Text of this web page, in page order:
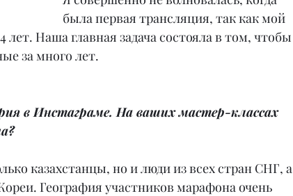
была первая трансляция, так как мой
Наша главная задача состояла в том, чтобы
за много лет.
в Инстаграме. На ваших мастер-классах
казахстанцы, но и люди из всех стран СНГ, а
География участников марафона очень